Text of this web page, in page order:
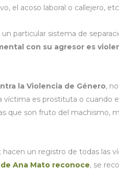
el acoso laboral o callejero,
particular sistema de
con su agresor es
la Violencia de Género,
víctima es prostituta o cuando
que son fruto del machismo,
hacen un registro de todas las
Ana Mato reconoce, se